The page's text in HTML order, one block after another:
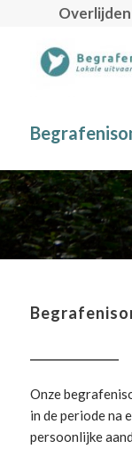
Onze
in de periode na
persoonlijke